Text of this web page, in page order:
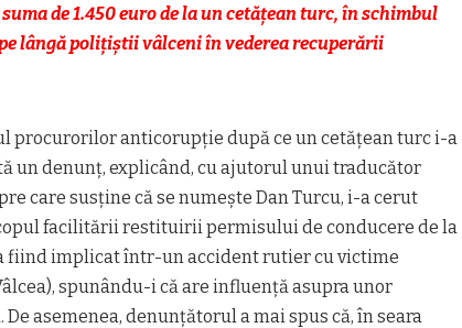
de 1.450 euro de la un cetățean turc, în schimbul
lângă polițiștii vâlceni în vederea recuperării
procurorilor anticorupție după ce un cetățean turc i-a
un denunț, explicând, cu ajutorul unui traducător
care susține că se numește Dan Turcu, i-a cerut
facilitării restituirii permisului de conducere de la
fiind implicat într-un accident rutier cu victime
spunându-i că are influență asupra unor
asemenea, denunțătorul a mai spus că, în seara